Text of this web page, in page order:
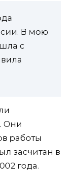
В мою
с
Они
работы
засчитан в
года.